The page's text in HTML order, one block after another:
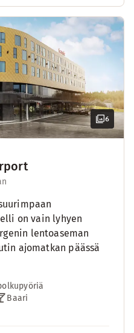
6
on vain lyhyen
lentoaseman
ajomatkan päässä
Baari